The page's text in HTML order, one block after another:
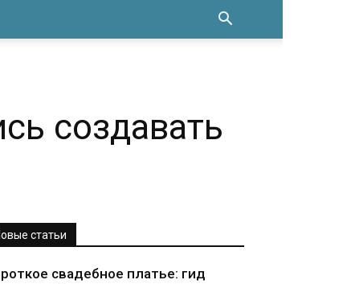
создавать
статьи
свадебное платье: гид